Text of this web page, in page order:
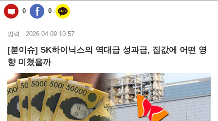
동)
0 0
입력 : 2026.04.09 10:57
[붇이슈] SK하이닉스의 역대급 성과급, 집값에 어떤 영
향 미쳤을까